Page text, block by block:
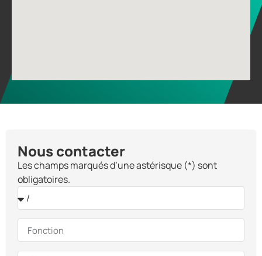
Nous contacter
Les champs marqués d’une astérisque (*) sont
obligatoires.